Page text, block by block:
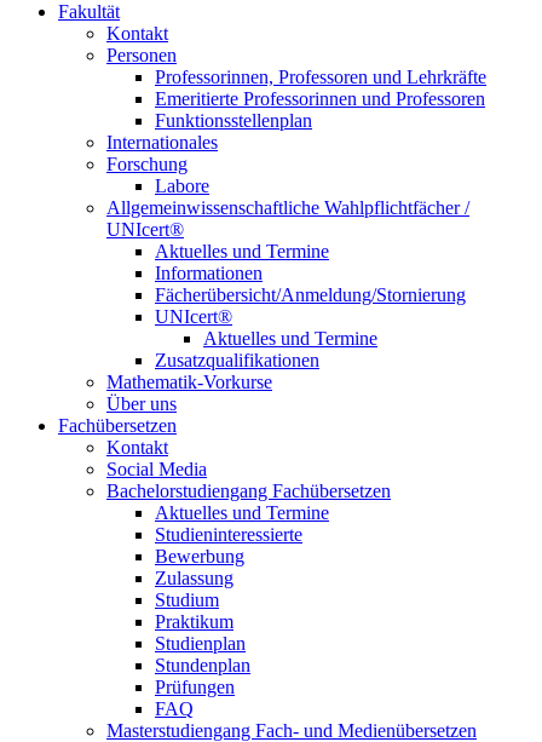
Fakultät
Kontakt
Personen
Professorinnen, Professoren und Lehrkräfte
Emeritierte Professorinnen und Professoren
Funktionsstellenplan
Internationales
Forschung
Labore
Allgemeinwissenschaftliche Wahlpflichtfächer /
UNIcert®
Aktuelles und Termine
Informationen
Fächerübersicht/Anmeldung/Stornierung
UNIcert®
Aktuelles und Termine
Zusatzqualifikationen
Mathematik-Vorkurse
Über uns
Fachübersetzen
Kontakt
Social Media
Bachelorstudiengang Fachübersetzen
Aktuelles und Termine
Studieninteressierte
Bewerbung
Zulassung
Studium
Praktikum
Studienplan
Stundenplan
Prüfungen
FAQ
Masterstudiengang Fach- und Medienübersetzen